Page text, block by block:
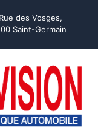
des Vosges,
Saint-Germain